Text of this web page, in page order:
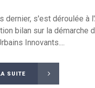
dernier, s'est déroulée à
bilan sur la démarche
Innovants....
SUITE